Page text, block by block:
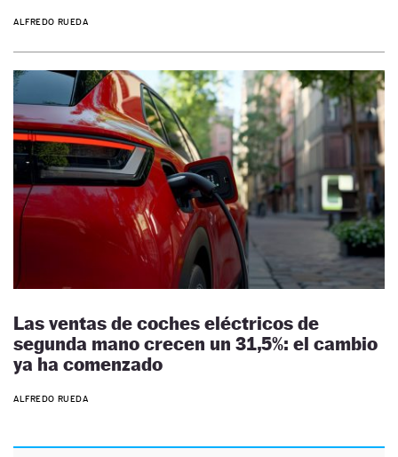
ALFREDO RUEDA
Las ventas de coches eléctricos de
segunda mano crecen un 31,5%: el cambio
ya ha comenzado
ALFREDO RUEDA